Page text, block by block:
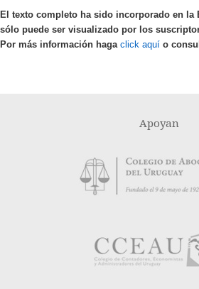
El texto completo ha sido incorporado en la
sólo puede ser visualizado por los
Por más información haga click aquí o
Apoyan